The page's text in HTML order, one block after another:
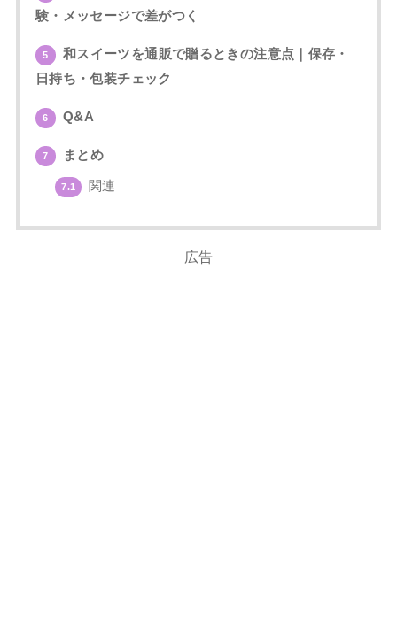
験・メッセージで差がつく
5
和スイーツを通販で贈るときの注意点｜保存・
日持ち・包装チェック
6 Q&A
7 まとめ
7.1 関連
広告